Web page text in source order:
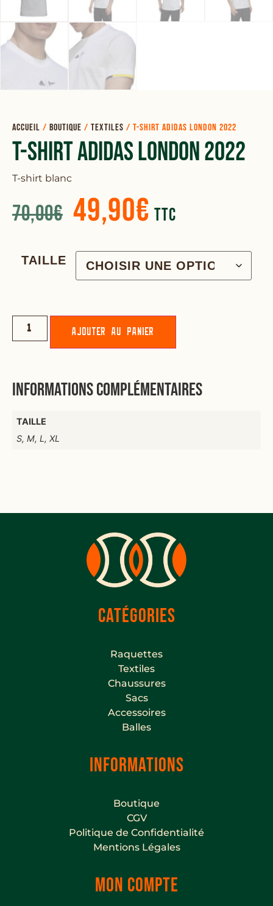
Accueil / Boutique / Textiles / T-shirt ADIDAS London 2022
T-Shirt ADIDAS London 2022
T-shirt blanc
70,00€ 49,90€ TTC
TAILLE
Ajouter au panier
Informations complémentaires
TAILLE
S, M, L, XL
CATÉGORIES
Raquettes
Textiles
Chaussures
Sacs
Accessoires
Balles
INFORMATIONS
Boutique
CGV
Politique de Confidentialité
Mentions Légales
MON COMPTE